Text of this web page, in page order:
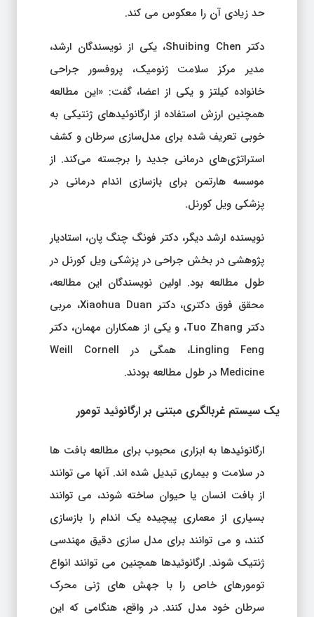
حد زیادی آن را معکوس می کند.
دکتر Shuibing Chen، یکی از نویسندگان ارشد،
مدیر مرکز سلامت ژنومیک، پروفسور جراحی
خانواده کیلتز و یکی از اعضا، گفت: «این مطالعه
همچنین ارزش استفاده از ارگانوئیدهای ژنتیکی به
خوبی تعریف شده برای مدل‌سازی سرطان و کشف
استراتژی‌های درمانی جدید را برجسته می‌کند. از
موسسه هارتمن برای بازسازی اندام درمانی در
پزشکی ویل کورنل.
نویسنده ارشد دیگر، دکتر فونگ چنگ پان، استادیار
پژوهشی در بخش جراحی در پزشکی ویل کورنل در
طول مطالعه بود. اولین نویسندگان این مطالعه،
محقق فوق دکتری، دکتر Xiaohua Duan، مربی
دکتر Tuo Zhang، و یکی از همکاران مهمان، دکتر
Lingling Feng، همگی در Weill Cornell
Medicine در طول مطالعه بودند.
یک سیستم غربالگری مبتنی بر ارگانوئید تومور
ارگانوئیدها به ابزاری محبوب برای مطالعه بافت ها
در سلامت و بیماری تبدیل شده اند. آنها می توانند
از بافت انسان یا حیوان ساخته شوند، می توانند
بسیاری از معماری پیچیده یک اندام را بازسازی
کنند، و می توانند برای مدل سازی دقیق مهندسی
ژنتیک شوند. ارگانوئیدها همچنین می توانند انواع
تومورهای خاص را با جهش های ژنی محرک
سرطان خود مدل کنند. در واقع، هنگامی که این